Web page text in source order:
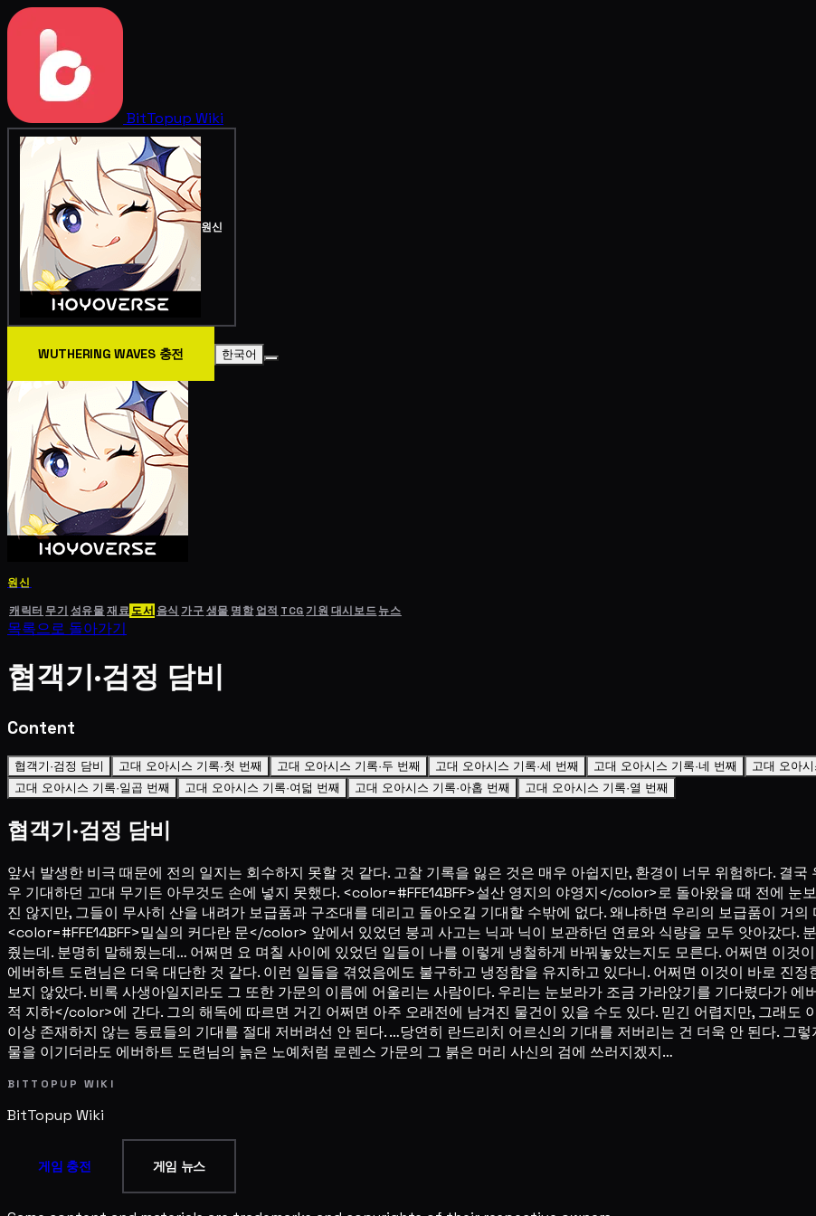
BitTopup Wiki
원신
WUTHERING WAVES 충전 한국어
원신
캐릭터 무기 성유물재료도서 음식 가구생물 명함 업적 TCG기원 대시보드뉴스
목록으로 돌아가기
협객기·검정 담비
Content
협객기·검정 담비 고대 오아시스 기록·첫 번째 고대 오아시스 기록·두 번째 고대 오아시스 기록·세 번째 고대 오아시스 기록·네 번째 고대 오아
고대 오아시스 기록·일곱 번째
고대 오아시스 기록·여덟 번째 고대 오아시스 기록·아홉 번째 고대 오아시스 기록·열 번째
협객기·검정 담비
앞서 발생한 비극 때문에 전의 일지는 회수하지 못할 것 같다. 고찰 기록을 잃은 것은 매우 아쉽지만, 환경이 너무 위험하다. 결
우 기대하던 고대 무기든 아무것도 손에 넣지 못했다. <color=#FFE14BFF>설산 영지의 야영지</color>로 돌아왔을 때 전에 눈
진 않지만, 그들이 무사히 산을 내려가 보급품과 구조대를 데리고 돌아오길 기대할 수밖에 없다. 왜냐하면 우리의 보급품이 거
<color=#FFE14BFF>밀실의 커다란 문</color> 앞에서 있었던 붕괴 사고는 닉과 닉이 보관하던 연료와 식량을 모두 앗아갔다.
줬는데. 분명히 말해줬는데… 어쩌면 요 며칠 사이에 있었던 일들이 나를 이렇게 냉철하게 바꿔놓았는지도 모른다. 어쩌면 이것
에버하트 도련님은 더욱 대단한 것 같다. 이런 일들을 겪었음에도 불구하고 냉정함을 유지하고 있다니. 어쩌면 이것이 바로 진
보지 않았다. 비록 사생아일지라도 그 또한 가문의 이름에 어울리는 사람이다. 우리는 눈보라가 조금 가라앉기를 기다렸다가
적 지하</color>에 간다. 그의 해독에 따르면 거긴 어쩌면 아주 오래전에 남겨진 물건이 있을 수도 있다. 믿긴 어렵지만, 그래도
이상 존재하지 않는 동료들의 기대를 절대 저버려선 안 된다. …당연히 란드리치 어르신의 기대를 저버리는 건 더욱 안 된다. 그
물을 이기더라도 에버하트 도련님의 늙은 노예처럼 로렌스 가문의 그 붉은 머리 사신의 검에 쓰러지겠지…
BITTOPUP WIKI
BitTopup Wiki
게임 충전 게임 뉴스